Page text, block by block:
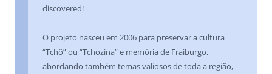
discovered!
O projeto nasceu em 2006 para preservar a cultura
“Tchô” ou “Tchozina” e memória de Fraiburgo,
abordando também temas valiosos de toda a região,